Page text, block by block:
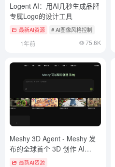
Logent AI：用AI几秒生成品牌
专属Logo的设计工具
最新AI资源 # AI图像风格控制
1年前 75.6K
Meshy 3D Agent - Meshy 发
布的全球首个 3D 创作 AI
Agent最新AI资源